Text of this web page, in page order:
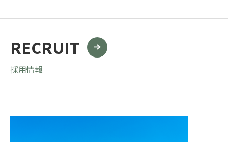
RECRUIT
採用情報